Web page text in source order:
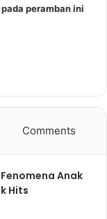
peramban ini
Comments
Anak
Hits